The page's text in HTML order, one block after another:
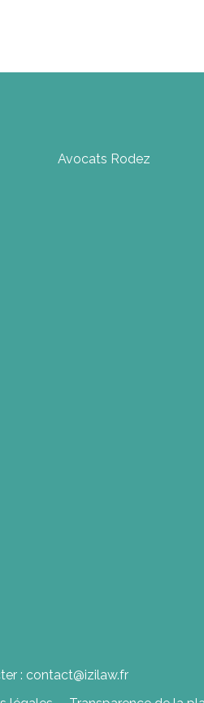
Avocats Rodez
: contact@izilaw.fr